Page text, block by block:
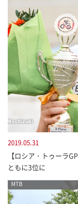
2019.05.31
【ロシア・トゥーラ
ともに3位に
MTB